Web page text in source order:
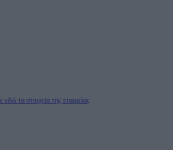
εδώ τα στοιχεία της εταιρείας